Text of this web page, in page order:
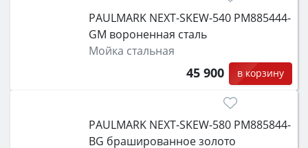
PAULMARK NEXT-SKEW-540 PM885444-
GM вороненная сталь
Мойка стальная
45 900 в корзину
PAULMARK NEXT-SKEW-580 PM885844-
BG брашированное золото